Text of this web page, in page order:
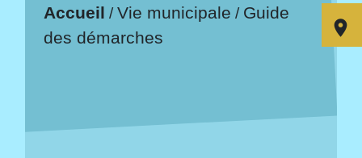
Accueil /Vie municipale / Guide
des démarches room